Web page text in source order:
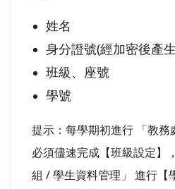
姓名
身分證號(經加密後產
班級、座號
學號
提示：每學期初進行 「教務
必須儘速完成【班級設定】
組 / 學生資料管理」 進行【